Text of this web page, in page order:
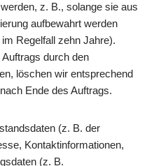
z. B., solange sie aus
aufbewahrt werden
Regelfall zehn Jahre).
durch den
löschen wir entsprechend
Ende des Auftrags.
(z. B. der
Kontaktinformationen,
(z. B.